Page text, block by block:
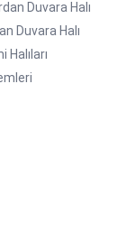
Duvara Halı
Duvara Halı
Halıları